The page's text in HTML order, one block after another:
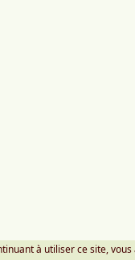
à utiliser ce site,